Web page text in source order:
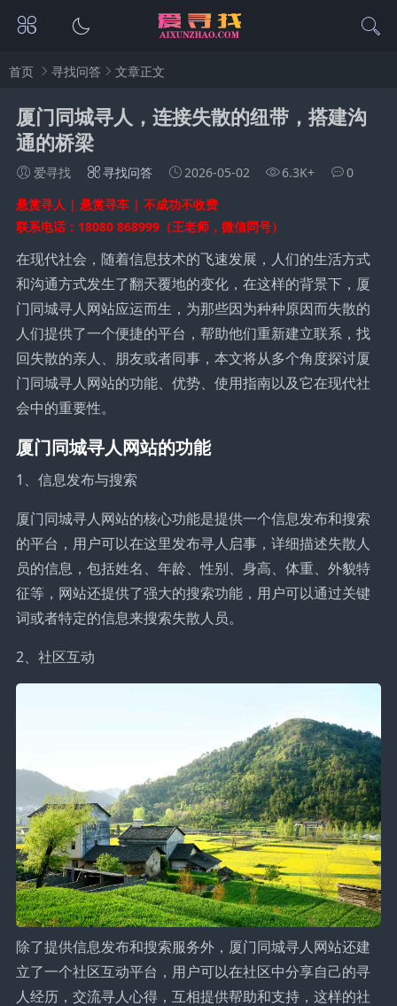
首页 寻找问答 文章正文
厦门同城寻人，连接失散的纽带，搭建沟
通的桥梁
爱寻找 寻找问答 2026-05-02 6.3K+
0
悬赏寻人 | 悬赏寻车 | 不成功不收费
联系电话：18080 868999（王老师，微信同号）
在现代社会，随着信息技术的飞速发展，人们的生活方式
和沟通方式发生了翻天覆地的变化，在这样的背景下，厦
门同城寻人网站应运而生，为那些因为种种原因而失散的
人们提供了一个便捷的平台，帮助他们重新建立联系，找
回失散的亲人、朋友或者同事，本文将从多个角度探讨厦
门同城寻人网站的功能、优势、使用指南以及它在现代社
会中的重要性。
厦门同城寻人网站的功能
1、信息发布与搜索
厦门同城寻人网站的核心功能是提供一个信息发布和搜索
的平台，用户可以在这里发布寻人启事，详细描述失散人
员的信息，包括姓名、年龄、性别、身高、体重、外貌特
征等，网站还提供了强大的搜索功能，用户可以通过关键
词或者特定的信息来搜索失散人员。
2、社区互动
除了提供信息发布和搜索服务外，厦门同城寻人网站还建
立了一个社区互动平台，用户可以在社区中分享自己的寻
人经历，交流寻人心得，互相提供帮助和支持，这样的社